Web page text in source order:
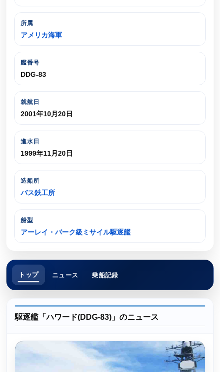
所属
アメリカ海軍
艦番号
DDG-83
就航日
2001年10月20日
進水日
1999年11月20日
造船所
バス鉄工所
船型
アーレイ・バーク級ミサイル駆逐艦
トップ ニュース 乗船記録
駆逐艦「ハワード(DDG-83)」のニュース